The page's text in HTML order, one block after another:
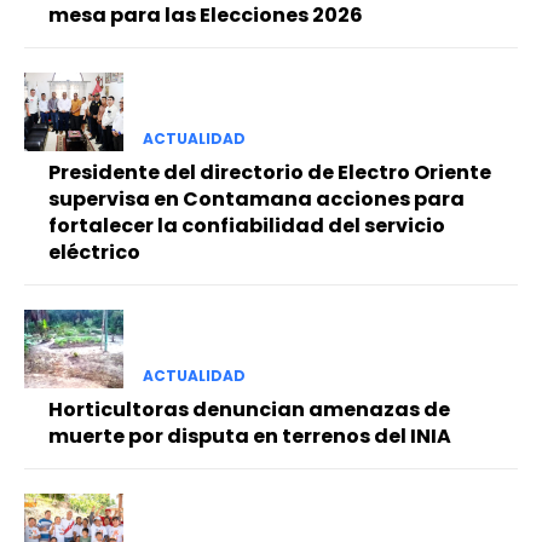
mesa para las Elecciones 2026
ACTUALIDAD
Presidente del directorio de Electro Oriente
supervisa en Contamana acciones para
fortalecer la confiabilidad del servicio
eléctrico
ACTUALIDAD
Horticultoras denuncian amenazas de
muerte por disputa en terrenos del INIA